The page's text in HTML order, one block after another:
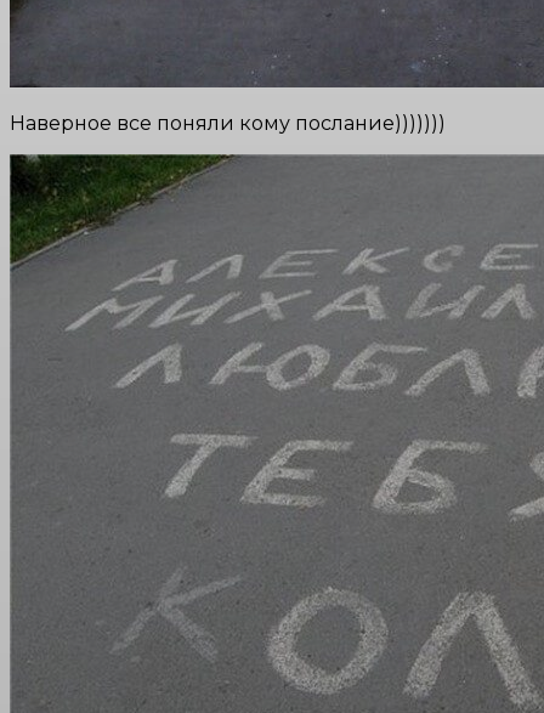
Наверное все поняли кому послание)))))))